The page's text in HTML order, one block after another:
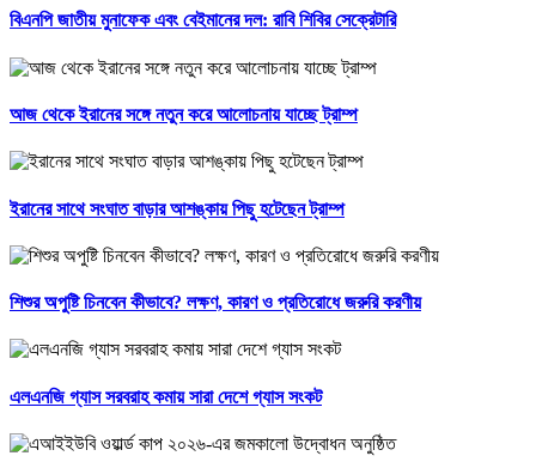
বিএনপি জাতীয় মুনাফেক এবং বেইমানের দল: রাবি শিবির সেক্রেটারি
আজ থেকে ইরানের সঙ্গে নতুন করে আলোচনায় যাচ্ছে ট্রাম্প
ইরানের সাথে সংঘাত বাড়ার আশঙ্কায় পিছু হটেছেন ট্রাম্প
শিশুর অপুষ্টি চিনবেন কীভাবে? লক্ষণ, কারণ ও প্রতিরোধে জরুরি করণীয়
এলএনজি গ্যাস সরবরাহ কমায় সারা দেশে গ্যাস সংকট